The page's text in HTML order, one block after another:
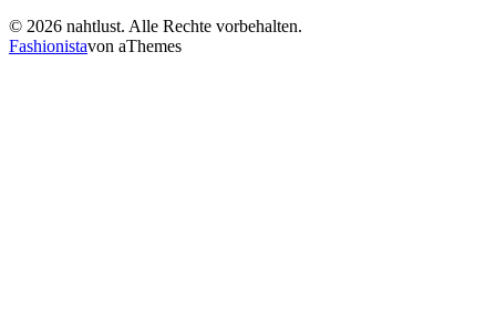
© 2026 nahtlust. Alle Rechte vorbehalten.
Fashionistavon aThemes